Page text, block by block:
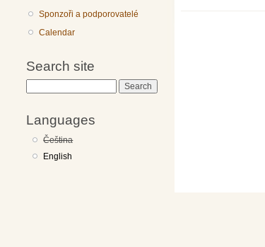
Sponzoři a podporovatelé
Calendar
Search site
Languages
Čeština
English